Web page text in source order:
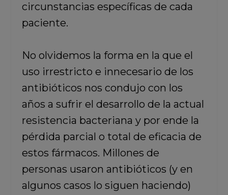
circunstancias específicas de cada
paciente.
No olvidemos la forma en la que el
uso irrestricto e innecesario de los
antibióticos nos condujo con los
años a sufrir el desarrollo de la actual
resistencia bacteriana y por ende la
pérdida parcial o total de eficacia de
estos fármacos. Millones de
personas usaron antibióticos (y en
algunos casos lo siguen haciendo)